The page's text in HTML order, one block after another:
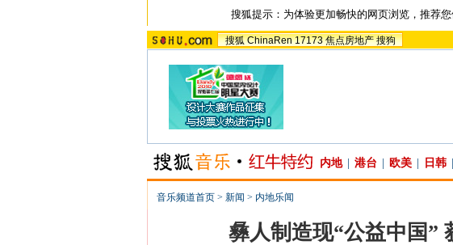
搜狐提示：为体验更加畅快的网页浏览，推荐
搜狐 ChinaRen 17173 焦点房地产 搜狗
内地 港台 欧美 日韩
音乐频道首页 > 新闻 > 内地乐闻
彝人制造现“公益中国”